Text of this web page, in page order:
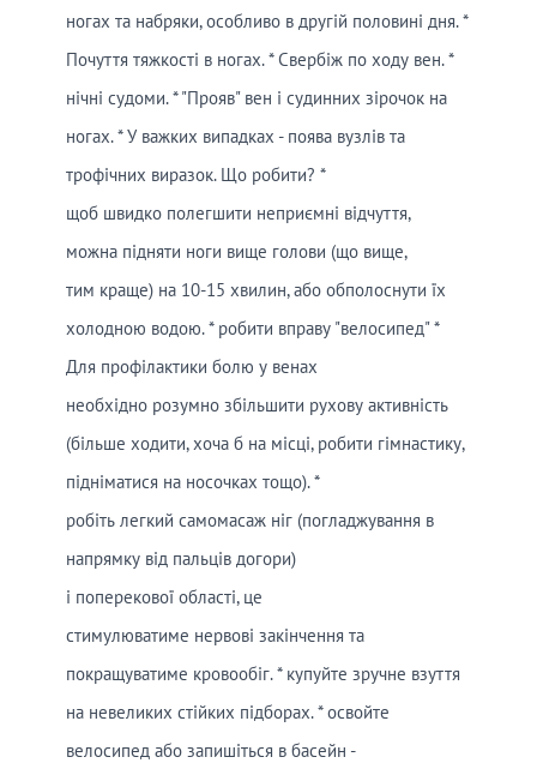
ногах та набряки, особливо в другій половині дня. *
Почуття тяжкості в ногах. * Свербіж по ходу вен. *
нічні судоми. * "Прояв" вен і судинних зірочок на
ногах. * У важких випадках - поява вузлів та
трофічних виразок. Що робити? *
щоб швидко полегшити неприємні відчуття,
можна підняти ноги вище голови (що вище,
тим краще) на 10-15 хвилин, або обполоснути їх
холодною водою. * робити вправу "велосипед" *
Для профілактики болю у венах
необхідно розумно збільшити рухову активність
(більше ходити, хоча б на місці, робити гімнастику,
підніматися на носочках тощо). *
робіть легкий самомасаж ніг (погладжування в
напрямку від пальців догори)
і поперекової області, це
стимулюватиме нервові закінчення та
покращуватиме кровообіг. * купуйте зручне взуття
на невеликих стійких підборах. * освойте
велосипед або запишіться в басейн -